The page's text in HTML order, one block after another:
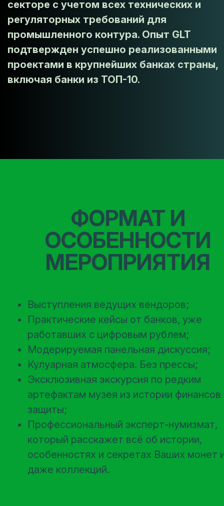
секторе с учетом всех технических и
регуляторных требований для
промышленного контура. Опыт GLT
подтвержден успешно реализованными
проектами в крупнейших банках страны,
включая банки из ТОП-10.
ФОРМАТ И
ОСОБЕННОСТИ
МЕРОПРИЯТИЯ
Выступления ведущих вендоров;
Практические кейсы от банков, уже
работавших с цифровым рублем;
Модерируемая панельная дискуссия;
Кулуарная атмосфера. Без прессы;
Эксклюзивная экскурсия по редким
артефактам музея из истории финансов
защиты;
Профессиональный эксперт-нумизмат,
который расскажет всё об истории,
особенностях и секретах Ваших монет
даже коллекций.